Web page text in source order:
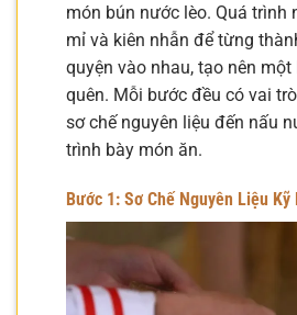
món bún nước lèo. Quá trình
mỉ và kiên nhẫn để từng
quyện vào nhau, tạo nên
quên. Mỗi bước đều có vai
sơ chế nguyên liệu đến nấu
trình bày món ăn.
Bước 1: Sơ Chế Nguyên Liệu Kỹ